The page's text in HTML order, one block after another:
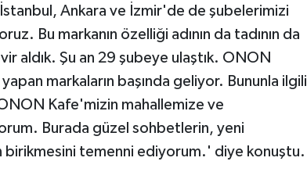
Ankara ve İzmir'de de şubelerimizi
Bu markanın özelliği adının da tadının da
aldık. Şu an 29 şubeye ulaştık. ONON
yapan markaların başında geliyor. Bununla ilgili
Kafe'mizin mahallemize ve
Burada güzel sohbetlerin, yeni
birikmesini temenni ediyorum.' diye konuştu.